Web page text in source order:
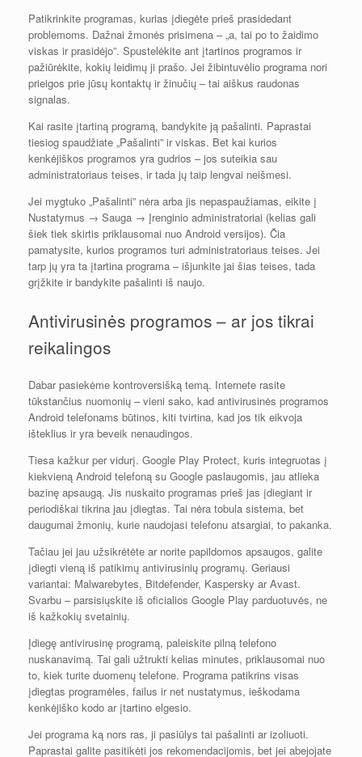
Patikrinkite programas, kurias įdiegėte prieš prasidedant
problemoms. Dažnai žmonės prisimena – „a, tai po to žaidimo
viskas ir prasidėjo”. Spustelėkite ant įtartinos programos ir
pažiūrėkite, kokių leidimų ji prašo. Jei žibintuvėlio programa nori
prieigos prie jūsų kontaktų ir žinučių – tai aiškus raudonas
signalas.
Kai rasite įtartiną programą, bandykite ją pašalinti. Paprastai
tiesiog spaudžiate „Pašalinti” ir viskas. Bet kai kurios
kenkėjiškos programos yra gudrios – jos suteikia sau
administratoriaus teises, ir tada jų taip lengvai neišmesi.
Jei mygtuko „Pašalinti” nėra arba jis nepaspaužiamas, eikite į
Nustatymus → Sauga → Įrenginio administratoriai (kelias gali
šiek tiek skirtis priklausomai nuo Android versijos). Čia
pamatysite, kurios programos turi administratoriaus teises. Jei
tarp jų yra ta įtartina programa – išjunkite jai šias teises, tada
grįžkite ir bandykite pašalinti iš naujo.
Antivirusinės programos – ar jos tikrai
reikalingos
Dabar pasiekėme kontroversišką temą. Internete rasite
tūkstančius nuomonių – vieni sako, kad antivirusinės programos
Android telefonams būtinos, kiti tvirtina, kad jos tik eikvoja
išteklius ir yra beveik nenaudingos.
Tiesa kažkur per vidurį. Google Play Protect, kuris integruotas į
kiekvieną Android telefoną su Google paslaugomis, jau atlieka
bazinę apsaugą. Jis nuskaito programas prieš jas įdiegiant ir
periodiškai tikrina jau įdiegtas. Tai nėra tobula sistema, bet
daugumai žmonių, kurie naudojasi telefonu atsargiai, to pakanka.
Tačiau jei jau užsikrėtėte ar norite papildomos apsaugos, galite
įdiegti vieną iš patikimų antivirusinių programų. Geriausi
variantai: Malwarebytes, Bitdefender, Kaspersky ar Avast.
Svarbu – parsisiųskite iš oficialios Google Play parduotuvės, ne
iš kažkokių svetainių.
Įdiegę antivirusinę programą, paleiskite pilną telefono
nuskanavimą. Tai gali užtrukti kelias minutes, priklausomai nuo
to, kiek turite duomenų telefone. Programa patikrins visas
įdiegtas programėles, failus ir net nustatymus, ieškodama
kenkėjiško kodo ar įtartino elgesio.
Jei programa ką nors ras, ji pasiūlys tai pašalinti ar izoliuoti.
Paprastai galite pasitikėti jos rekomendacijomis, bet jei abejojate